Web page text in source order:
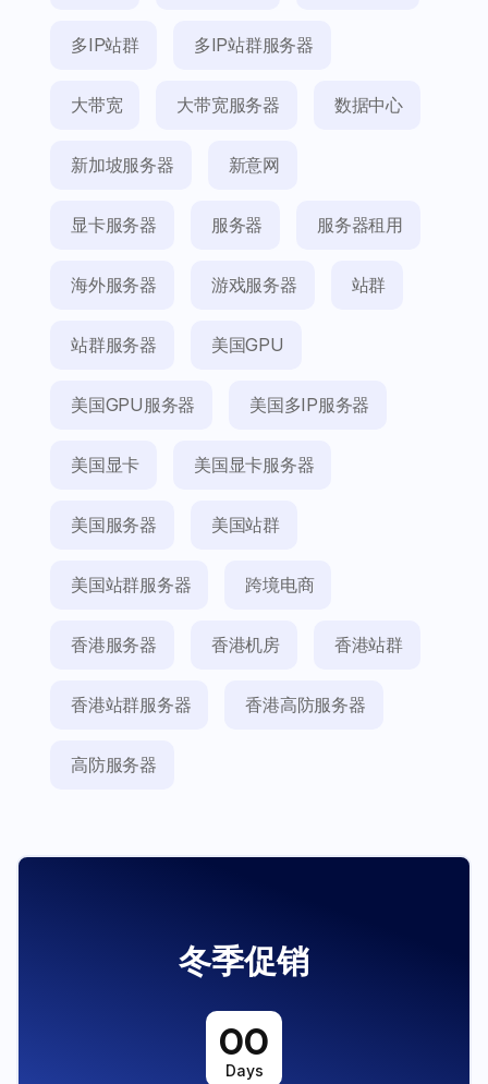
多IP站群 多IP站群服务器
大带宽 大带宽服务器 数据中心
新加坡服务器 新意网
显卡服务器 服务器 服务器租用
海外服务器 游戏服务器 站群
站群服务器 美国GPU
美国GPU服务器 美国多IP服务器
美国显卡 美国显卡服务器
美国服务器 美国站群
美国站群服务器 跨境电商
香港服务器 香港机房 香港站群
香港站群服务器 香港高防服务器
高防服务器
冬季促销
00
Days